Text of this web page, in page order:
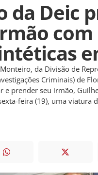
da Deic
com
da Divisão de
Criminais) de
e prender seu irmão,
feira (19), uma viatura